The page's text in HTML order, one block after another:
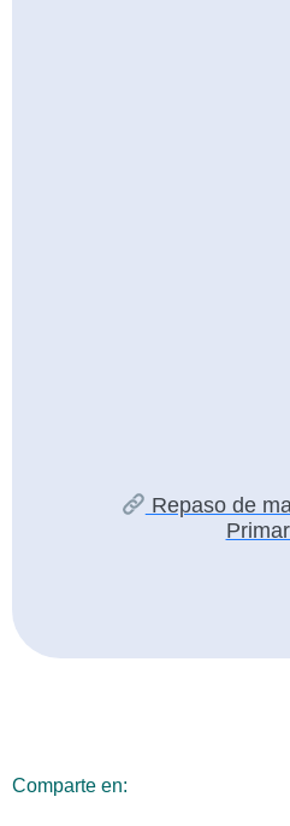
Repaso de
Comparte en: